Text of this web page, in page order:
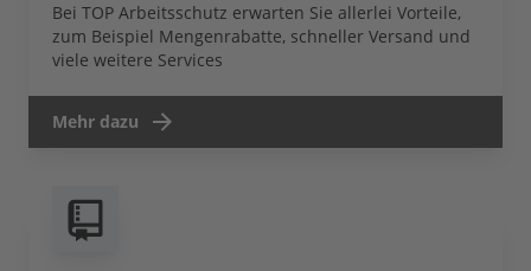
Bei TOP Arbeitsschutz erwarten Sie allerlei Vorteile,
zum Beispiel Mengenrabatte, schneller Versand und
viele weitere Services
Mehr dazu